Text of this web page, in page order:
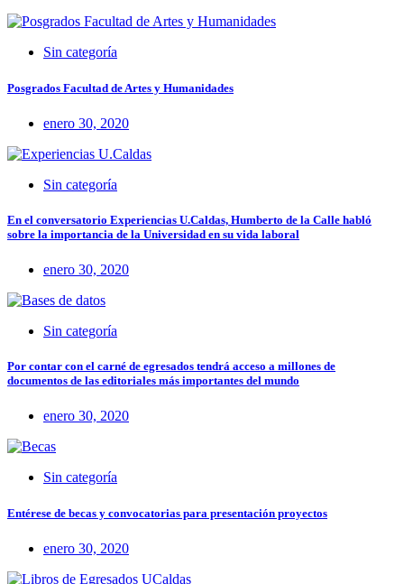
Sin categoría
Posgrados Facultad de Artes y Humanidades
enero 30, 2020
Sin categoría
En el conversatorio Experiencias U.Caldas, Humberto de la Calle habló
sobre la importancia de la Universidad en su vida laboral
enero 30, 2020
Sin categoría
Por contar con el carné de egresados tendrá acceso a millones de
documentos de las editoriales más importantes del mundo
enero 30, 2020
Sin categoría
Entérese de becas y convocatorias para presentación proyectos
enero 30, 2020